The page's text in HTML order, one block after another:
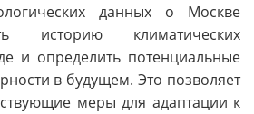
данных о Москве
историю климатических
и определить потенциальные
в будущем. Это позволяет
меры для адаптации к